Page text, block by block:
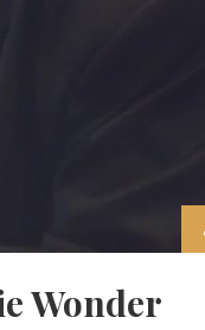
Wonder